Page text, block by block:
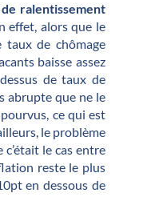
ralentissement
effet, alors que le
de chômage
baisse assez
de taux de
abrupte que ne le
ce qui est
le problème
le cas entre
reste le plus
en dessous de